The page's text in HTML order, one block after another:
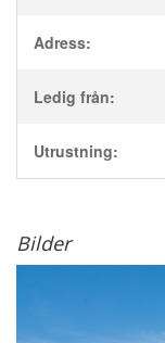
Adress:
Ledig från:
Utrustning:
Bilder